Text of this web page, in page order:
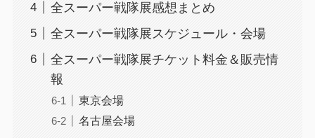
全スーパー戦隊展感想まとめ
全スーパー戦隊展スケジュール・会場
全スーパー戦隊展チケット料金＆販売情
報
東京会場
名古屋会場